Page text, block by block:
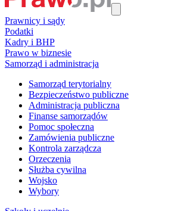
Prawnicy i sądy
Podatki
Kadry i BHP
Prawo w biznesie
Samorząd i administracja
Samorząd terytorialny
Bezpieczeństwo publiczne
Administracja publiczna
Finanse samorządów
Pomoc społeczna
Zamówienia publiczne
Kontrola zarządcza
Orzeczenia
Służba cywilna
Wojsko
Wybory